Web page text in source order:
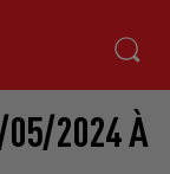
05/2024 À